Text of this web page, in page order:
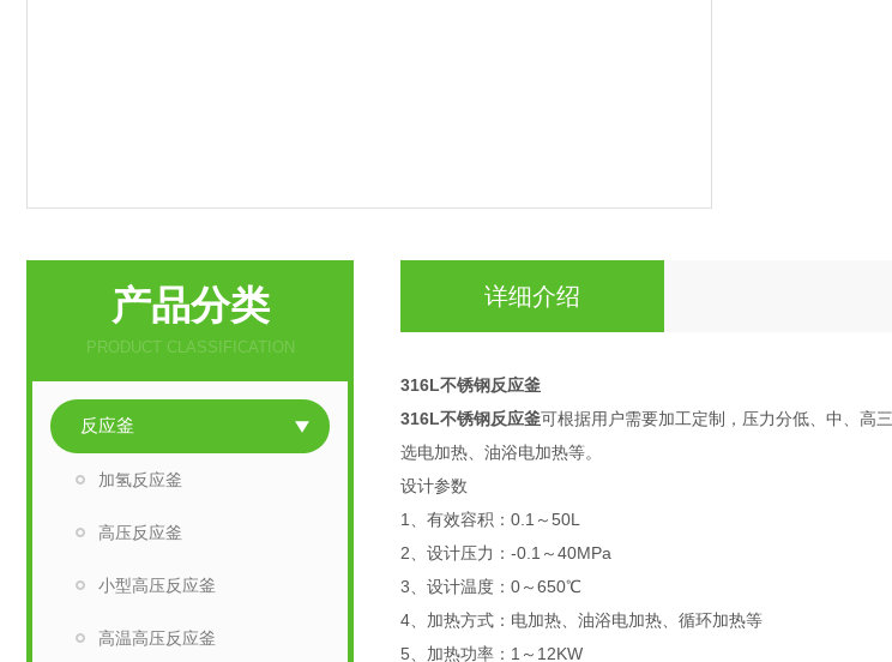
产品分类
PRODUCT CLASSIFICATION
反应釜
加氢反应釜
高压反应釜
小型高压反应釜
高温高压反应釜
详细介绍
316L不锈钢反应釜
316L不锈钢反应釜可根据用户需要加工定制，压力分低、中、高
选电加热、油浴电加热等。
设计参数
1、有效容积：0.1～50L
2、设计压力：-0.1～40MPa
3、设计温度：0～650℃
4、加热方式：电加热、油浴电加热、循环加热等
5、加热功率：1～12KW